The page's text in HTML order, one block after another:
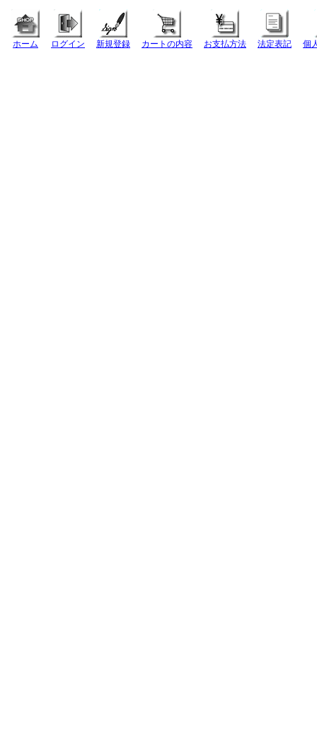
ホーム ログイン 新規登録 カートの内容 お支払方法 法定表記 個